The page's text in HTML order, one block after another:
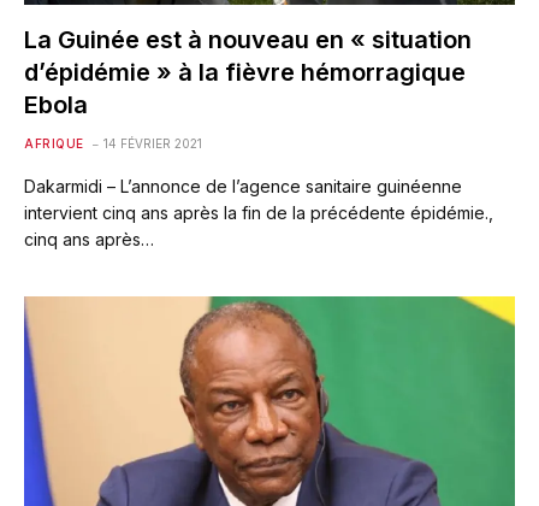
La Guinée est à nouveau en « situation
d’épidémie » à la fièvre hémorragique
Ebola
AFRIQUE 14 FÉVRIER 2021
Dakarmidi – L’annonce de l’agence sanitaire guinéenne
intervient cinq ans après la fin de la précédente épidémie.,
cinq ans après…